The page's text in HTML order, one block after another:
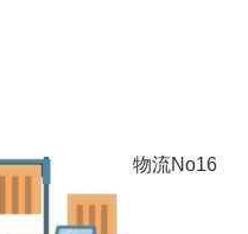
物流No16